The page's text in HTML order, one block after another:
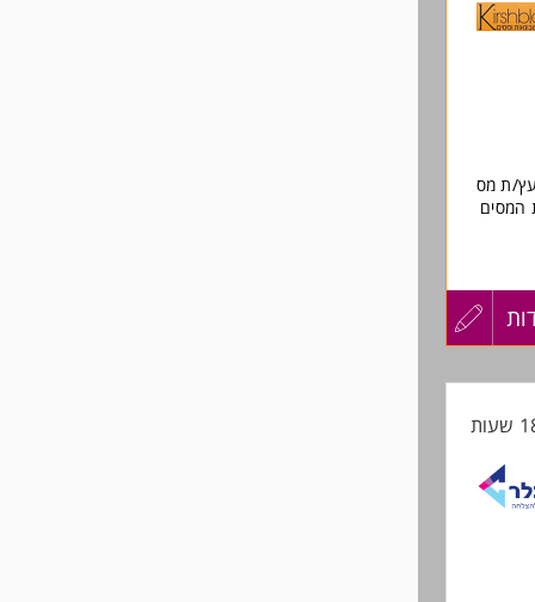
ת מס
המסים
עדכון